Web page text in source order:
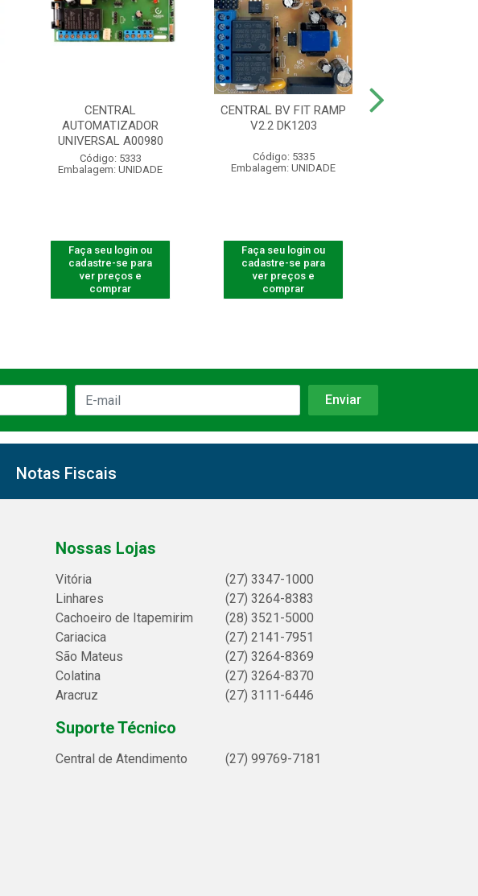
CENTRAL
AUTOMATIZADOR
UNIVERSAL A00980
Código: 5333
Embalagem: UNIDADE
Faça seu login ou
cadastre-se para
ver preços e
comprar
CENTRAL BV FIT RAMP
V2.2 DK1203
Código: 5335
Embalagem: UNIDADE
Faça seu login ou
cadastre-se para
ver preços e
comprar
Notas Fiscais
Nossas Lojas
Vitória
(27) 3347-1000
Linhares
(27) 3264-8383
Cachoeiro de Itapemirim
(28) 3521-5000
Cariacica
(27) 2141-7951
São Mateus
(27) 3264-8369
Colatina
(27) 3264-8370
Aracruz
(27) 3111-6446
Suporte Técnico
Central de Atendimento (27) 99769-7181